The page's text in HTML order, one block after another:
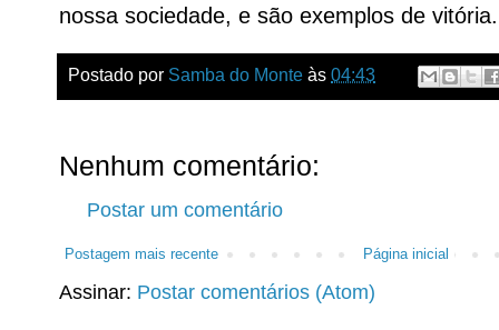
nossa sociedade, e são exemplos de vitória.
Postado por Samba do Monte às 04:43
Nenhum comentário:
Postar um comentário
Postagem mais recente Página inicial
Assinar: Postar comentários (Atom)